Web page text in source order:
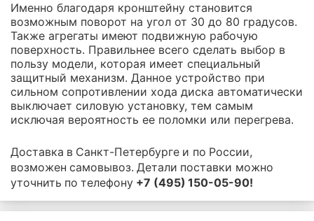
Именно благодаря кронштейну становится
возможным поворот на угол от 30 до 80 градусов.
Также агрегаты имеют подвижную рабочую
поверхность. Правильнее всего сделать выбор в
пользу модели, которая имеет специальный
защитный механизм. Данное устройство при
сильном сопротивлении хода диска автоматически
выключает силовую установку, тем самым
исключая вероятность ее поломки или перегрева.
Доставка в Санкт-Петербурге и по России,
возможен самовывоз. Детали поставки можно
уточнить по телефону +7 (495) 150-05-90!